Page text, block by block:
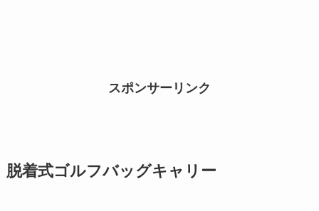
スポンサーリンク
脱着式ゴルフバッグキャリー